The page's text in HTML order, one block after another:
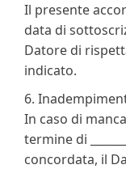
Il presente
data di
Datore di
indicato.
6.
In caso di
termine di
concordata, il